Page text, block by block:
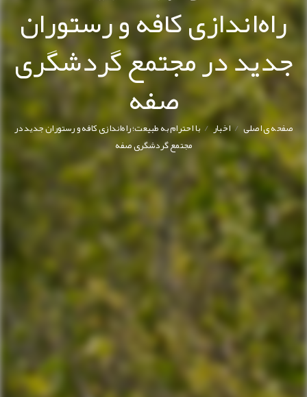
راه‌اندازی کافه و رستوران
جدید در مجتمع گردشگری
صفه
صفحه ی اصلی/ اخبار/ با احترام به طبیعت؛ راه‌اندازی کافه و رستوران جدید در
مجتمع گردشگری صفه